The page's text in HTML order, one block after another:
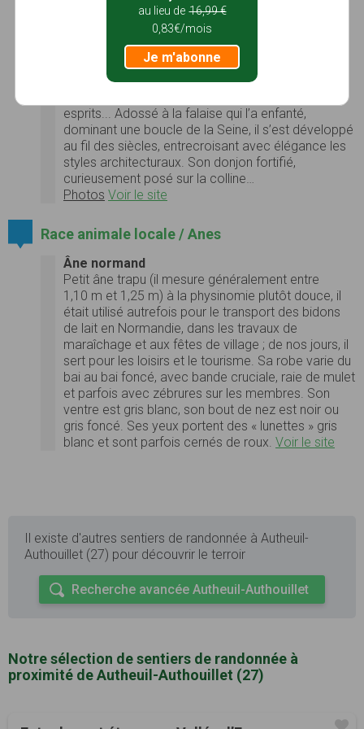
Le château de La Roche-Guyon, en Val d’Oise, au
cœur du Parc Naturel Régional du Vexin français,
est imprégné de 1000 ans de civilisation dans l’un
des sites les mieux préservés d’Île de France.
Façonné par l’histoire, du Moyen Age à nos jours,
esprits... Adossé à la falaise qui l’a enfanté,
dominant une boucle de la Seine, il s’est développé
au fil des siècles, entrecroisant avec élégance les
styles architecturaux. Son donjon fortifié,
curieusement posé sur la colline…
Photos Voir le site
Race animale locale / Anes
Âne normand
Petit âne trapu (il mesure généralement entre
1,10 m et 1,25 m) à la physinomie plutôt douce, il
était utilisé autrefois pour le transport des bidons
de lait en Normandie, dans les travaux de
maraîchage et aux fêtes de village ; de nos jours, il
sert pour les loisirs et le tourisme. Sa robe varie du
bai au bai foncé, avec bande cruciale, raie de mulet
et parfois avec zébrures sur les membres. Son
ventre est gris blanc, son bout de nez est noir ou
gris foncé. Ses yeux portent des « lunettes » gris
blanc et sont parfois cernés de roux. Voir le site
Il existe d'autres sentiers de randonnée à Autheuil-
Authouillet (27) pour découvrir le terroir
Recherche avancée Autheuil-Authouillet
Notre sélection de sentiers de randonnée à
proximité de Autheuil-Authouillet (27)
au lieu de 16,99 €
0,83€/mois
Je m'abonne